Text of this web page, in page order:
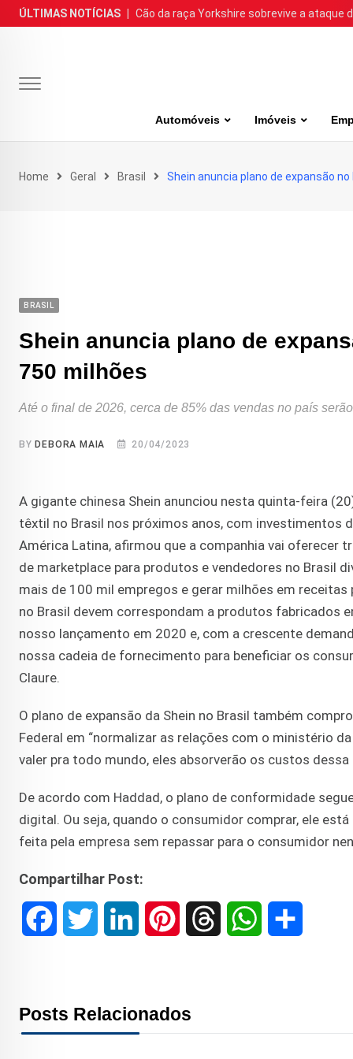
Skip
to
ÚLTIMAS NOTÍCIAS Cão da raça Yorkshire sobrevive a ataque
Automóveis Imóveis
Home Geral Brasil Shein anuncia plano de expansão
BRASIL
Shein anuncia plano de
750 milhões
Até o final de 2026, cerca de 85% das vendas no país
BY DEBORA MAIA 20/04/2023
A gigante chinesa Shein anunciou nesta quinta-feira
têxtil no Brasil nos próximos anos, com investimentos
América Latina, afirmou que a companhia vai oferecer
de marketplace para produtos e vendedores no Brasil
mais de 100 mil empregos e gerar milhões em
no Brasil devem correspondam a produtos fabricados
nosso lançamento em 2020 e, com a crescente
nossa cadeia de fornecimento para beneficiar os
Claure.
O plano de expansão da Shein no Brasil também
Federal em “normalizar as relações com o ministério
valer pra todo mundo, eles absorverão os custos
De acordo com Haddad, o plano de conformidade
digital. Ou seja, quando o consumidor comprar, ele
feita pela empresa sem repassar para o consumidor
Compartilhar Post:
e t k t
Posts Relacionados